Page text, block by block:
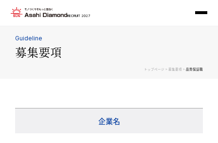
RECRUIT 2027
Guideline
募集要項
トップページ > 募集要項 > 品質保証職
企業名